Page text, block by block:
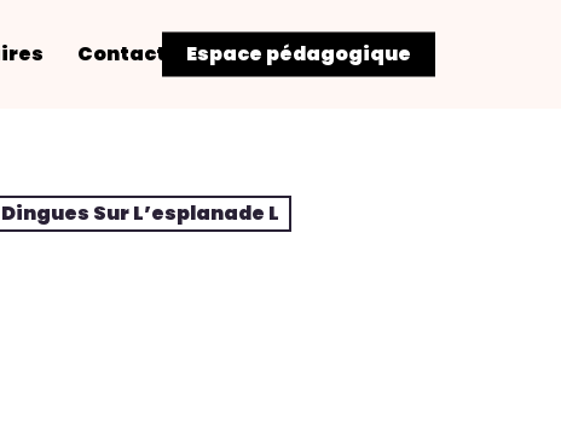
Contact Espace pédagogique
Sur L’esplanade L